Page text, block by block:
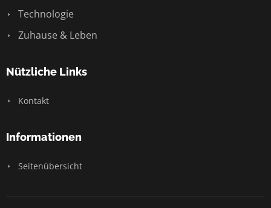
Technologie
Zuhause & Leben
Nützliche Links
Kontakt
Informationen
Seitenübersicht